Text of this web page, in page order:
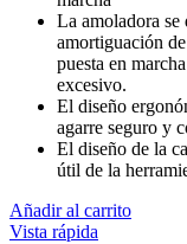
La amoladora se
amortiguación
puesta en
excesivo.
El diseño
agarre seguro y
El diseño de la
útil de la
Añadir al carrito
Vista rápida